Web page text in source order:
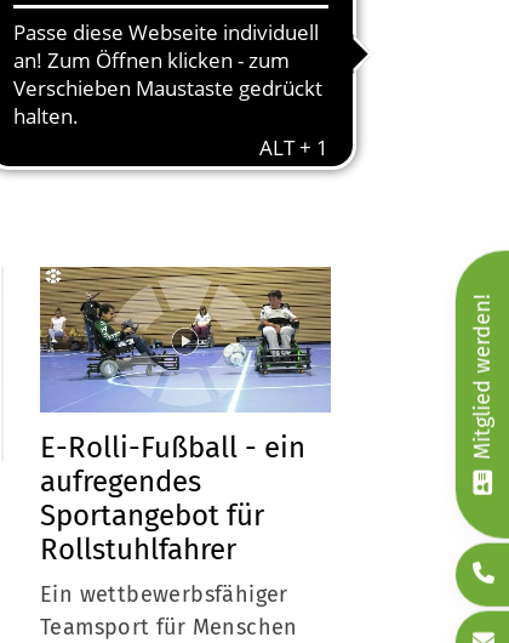
triumphieren beim
Bundesliga-Finale.
E-Rolli-Fußball - ein
aufregendes
Sportangebot für
Rollstuhlfahrer
Ein wettbewerbsfähiger
Teamsport für Menschen
Mitglied werden!
84714 0
mickten.de